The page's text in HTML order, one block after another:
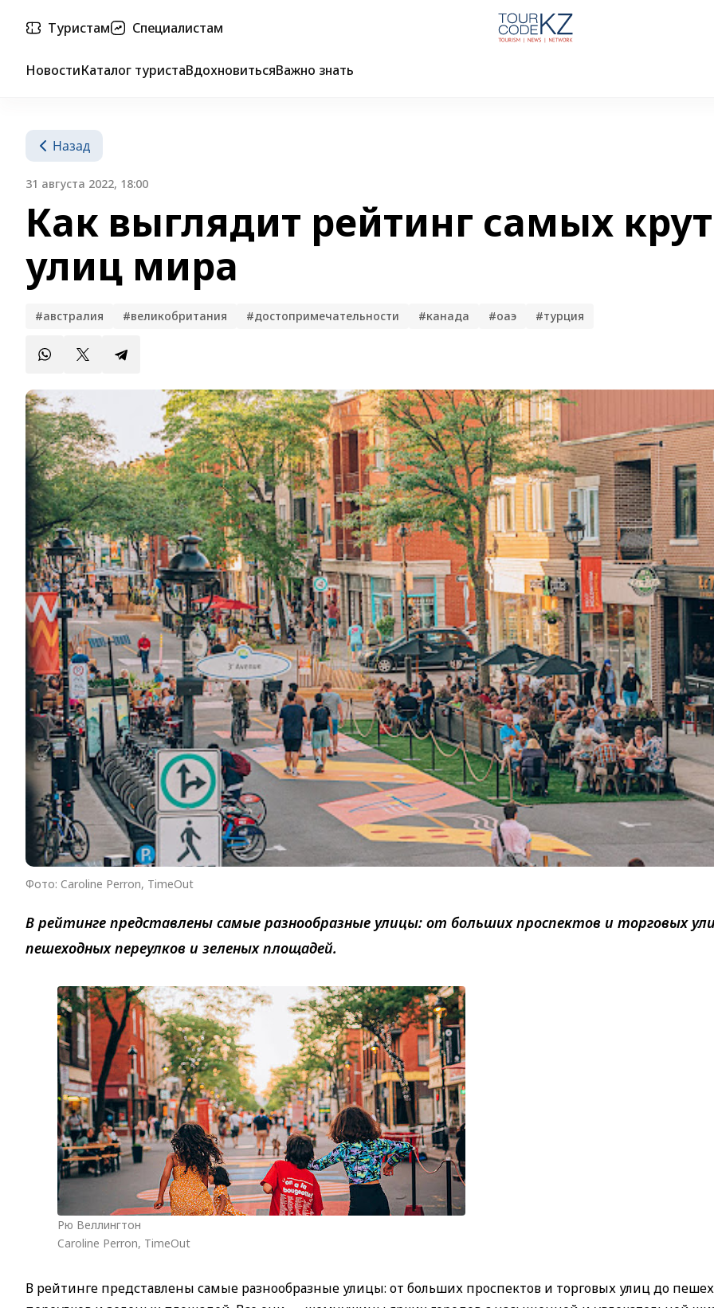
Туристам Специалистам
НовостиКаталог туристаВдохновитьсяВажно знать
Назад
31 августа 2022, 18:00
Как выглядит рейтинг самых
улиц мира
#австралия #великобритания #достопримечательности #канада #оаэ #турция
Фото: Caroline Perron, TimeOut
В рейтинге представлены самые разнообразные улицы: от больших проспектов и торговых
пешеходных переулков и зеленых площадей.
Рю Веллингтон
Caroline Perron, TimeOut
В рейтинге представлены самые разнообразные улицы: от больших проспектов и торговых улиц до